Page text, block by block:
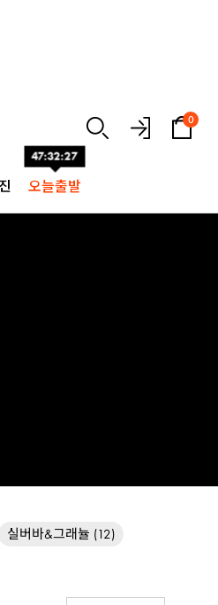
0
47:32:26
오늘출발
실버바&그래뉼 (12)